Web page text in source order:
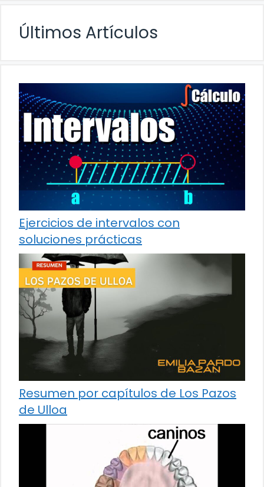
Últimos Artículos
Ejercicios de intervalos con
soluciones prácticas
Resumen por capítulos de Los Pazos
de Ulloa